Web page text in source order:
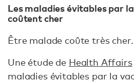
Les maladies évitables par
coûtent cher
Être malade coûte très cher.
Une étude de Health Affairs
maladies évitables par la